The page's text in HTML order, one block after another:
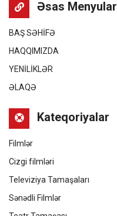
Əsas Menyular
BAŞ SƏHİFƏ
HAQQIMIZDA
YENİLİKLƏR
ƏLAQƏ
Kateqoriyalar
Filmlər
Cizgi filmləri
Televiziya Tamaşaları
Sənədli Filmlər